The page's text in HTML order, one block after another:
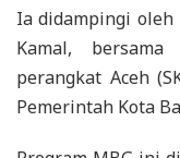
Ia didampingi oleh
Kamal,
perangkat Aceh
Pemerintah Kota